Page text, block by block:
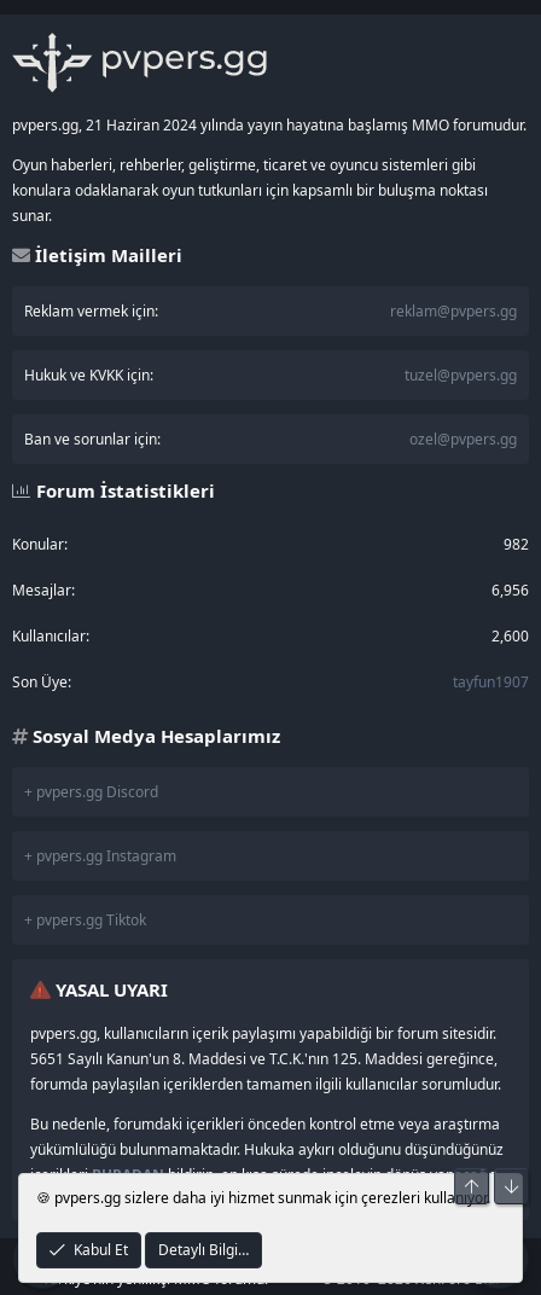
pvpers.gg, 21 Haziran 2024 yılında yayın hayatına başlamış MMO forumudur.
Oyun haberleri, rehberler, geliştirme, ticaret ve oyuncu sistemleri gibi
konulara odaklanarak oyun tutkunları için kapsamlı bir buluşma noktası
sunar.
İletişim Mailleri
Reklam vermek için: reklam@pvpers.gg
Hukuk ve KVKK için: tuzel@pvpers.gg
Ban ve sorunlar için: ozel@pvpers.gg
Forum İstatistikleri
Konular 982
Mesajlar 6,956
Kullanıcılar 2,600
Son Üye tayfun1907
Sosyal Medya Hesaplarımız
+ pvpers.gg Discord
+ pvpers.gg Instagram
+ pvpers.gg Tiktok
YASAL UYARI
pvpers.gg, kullanıcıların içerik paylaşımı yapabildiği bir forum sitesidir.
5651 Sayılı Kanun'un 8. Maddesi ve T.C.K.'nın 125. Maddesi gereğince,
forumda paylaşılan içeriklerden tamamen ilgili kullanıcılar sorumludur.
Bu nedenle, forumdaki içerikleri önceden kontrol etme veya araştırma
yükümlülüğü bulunmamaktadır. Hukuka aykırı olduğunu düşündüğünüz
içerikleriBURADANbildirin, en kısa sürede inceleyip dönüş yapacağız.
© 2024–2026 pvpers.gg •
Türkiye’nin yenilikçi MMO forumu.
© 2010–2026 XenForo Ltd.
🍪 pvpers.gg sizlere daha iyi hizmet sunmak için çerezleri kullanıyor.
Kabul Et Detaylı Bilgi…
Üst Alt